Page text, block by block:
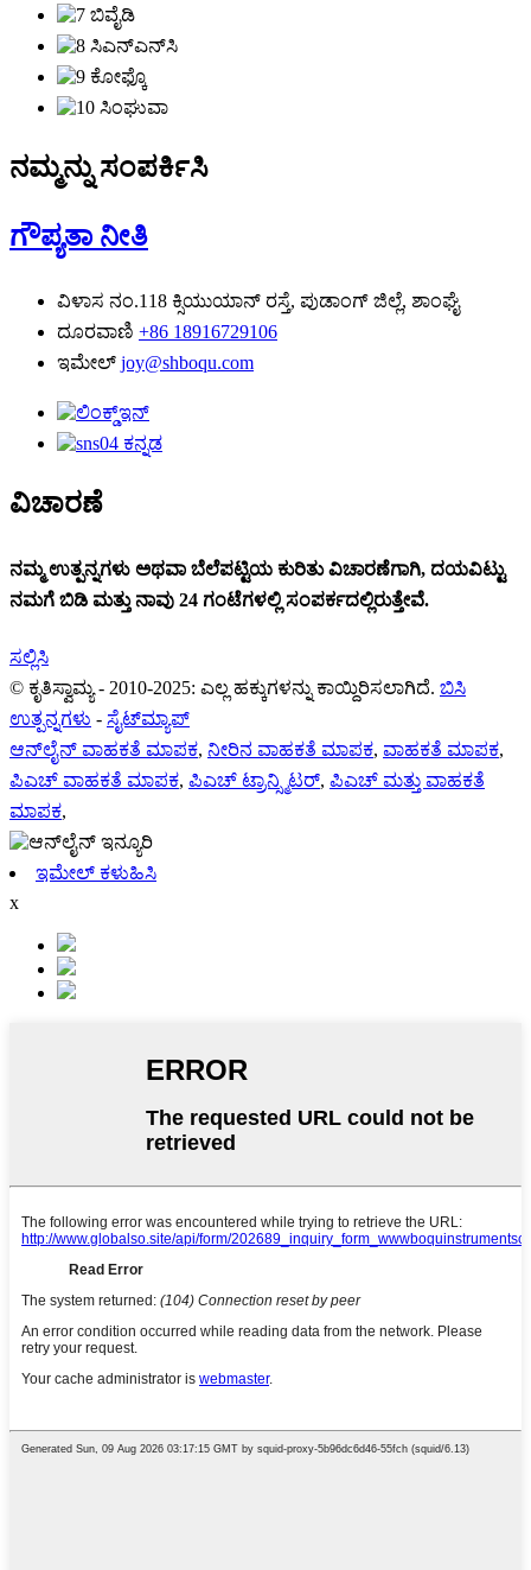
ನಮ್ಮನ್ನು ಸಂಪರ್ಕಿಸಿ
ಗೌಪ್ಯತಾ ನೀತಿ
ವಿಳಾಸ ನಂ.118 ಕ್ಸಿಯುಯಾನ್ ರಸ್ತೆ, ಪುಡಾಂಗ್ ಜಿಲ್ಲೆ, ಶಾಂಘೈ
ದೂರವಾಣಿ +86 18916729106
ಇಮೇಲ್ joy@shboqu.com
ವಿಚಾರಣೆ
ನಮ್ಮ ಉತ್ಪನ್ನಗಳು ಅಥವಾ ಬೆಲೆಪಟ್ಟಿಯ ಕುರಿತು ವಿಚಾರಣೆಗಾಗಿ, ದಯವಿಟ್ಟು
ನಮಗೆ ಬಿಡಿ ಮತ್ತು ನಾವು 24 ಗಂಟೆಗಳಲ್ಲಿ ಸಂಪರ್ಕದಲ್ಲಿರುತ್ತೇವೆ.
ಸಲ್ಲಿಸಿ
© ಕೃತಿಸ್ವಾಮ್ಯ - 2010-2025: ಎಲ್ಲ ಹಕ್ಕುಗಳನ್ನು ಕಾಯ್ದಿರಿಸಲಾಗಿದೆ. ಬಿಸಿ
ಉತ್ಪನ್ನಗಳು - ಸೈಟ್‌ಮ್ಯಾಪ್
ಆನ್‌ಲೈನ್ ವಾಹಕತೆ ಮಾಪಕ, ನೀರಿನ ವಾಹಕತೆ ಮಾಪಕ, ವಾಹಕತೆ ಮಾಪಕ,
ಪಿಎಚ್ ವಾಹಕತೆ ಮಾಪಕ, ಪಿಎಚ್ ಟ್ರಾನ್ಸ್ಮಿಟರ್, ಪಿಎಚ್ ಮತ್ತು ವಾಹಕತೆ
ಮಾಪಕ,
ಇಮೇಲ್ ಕಳುಹಿಸಿ
x